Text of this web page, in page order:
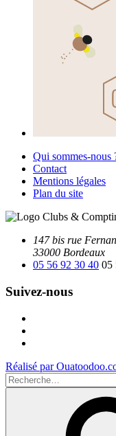
Qui sommes-nous
Contact
Mentions légales
Plan du site
147 bis rue
33000 Bordeaux
05 56 92 30 40 05
Suivez-nous
Réalisé par
Recherche
pour